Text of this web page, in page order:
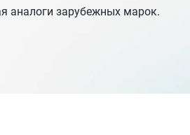
Получить
аналоги зарубежных марок.